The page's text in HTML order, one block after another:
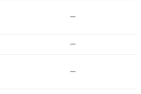
—
—
—